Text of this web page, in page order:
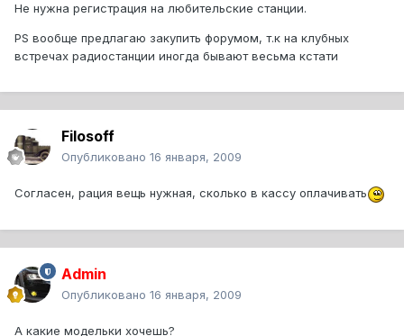
Не нужна регистрация на любительские станции.
PS вообще предлагаю закупить форумом, т.к на клубных
встречах радиостанции иногда бывают весьма кстати
Filosoff
Опубликовано 16 января, 2009
Согласен, рация вещь нужная, сколько в кассу оплачивать
Admin
Опубликовано 16 января, 2009
А какие модельки хочешь?